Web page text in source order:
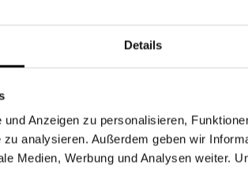
Details
Anzeigen zu personalisieren,
analysieren. Außerdem geben wir
Medien, Werbung und Analysen weiter.
Chancen &